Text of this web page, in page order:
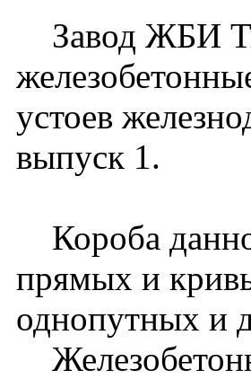
Завод ЖБИ
устоев
выпуск 1.
Короба
прямых и
однопутных и